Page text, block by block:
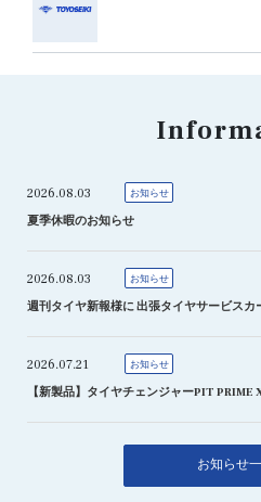
2026.08.03 お知らせ
夏季休暇のお知らせ
2026.08.03 お知らせ
週刊タイヤ新報様に 出張タイヤサービスカ
2026.07.21 お知らせ
【新製品】タイヤチェンジャーPIT PRIME
お知らせ